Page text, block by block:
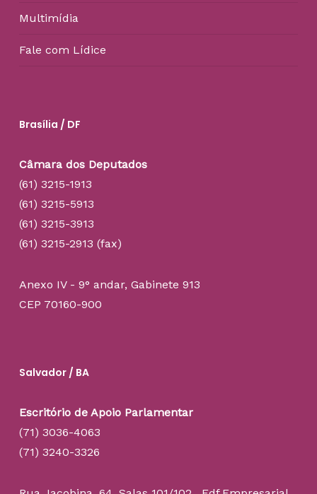
Multimídia
Fale com Lídice
Brasília / DF
Câmara dos Deputados
(61) 3215-1913
(61) 3215-5913
(61) 3215-3913
(61) 3215-2913 (fax)
Anexo IV - 9° andar, Gabinete 913
CEP 70160-900
Salvador / BA
Escritório de Apoio Parlamentar
(71) 3036-4063
(71) 3240-3326